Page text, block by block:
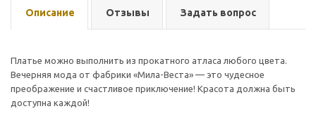
Описание Отзывы Задать вопрос
Платье можно выполнить из прокатного атласа любого цвета.
Вечерняя мода от фабрики «Мила-Веста» — это чудесное
преображение и счастливое приключение! Красота должна быть
доступна каждой!